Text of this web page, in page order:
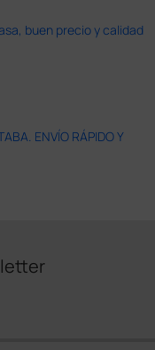
buen precio y calidad
ENVÍO RÁPIDO Y